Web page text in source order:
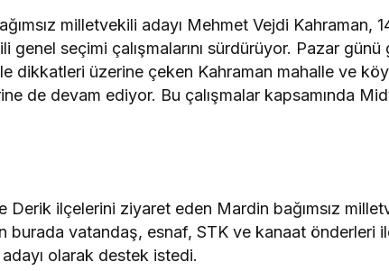
milletvekili adayı Mehmet Vejdi Kahraman,
genel seçimi çalışmalarını sürdürüyor. Pazar
dikkatleri üzerine çeken Kahraman mahalle ve köy
de devam ediyor. Bu çalışmalar kapsamında
Derik ilçelerini ziyaret eden Mardin bağımsız
burada vatandaş, esnaf, STK ve kanaat önderleri
adayı olarak destek istedi.